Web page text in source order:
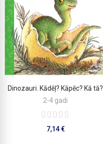
PIEVIENOT GROZAM
Dinozauri. Kādēļ? Kāpēc? Kā tā?
2-4 gadi
7,14 €